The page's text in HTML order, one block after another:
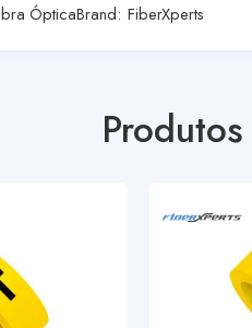
ÓpticaBrand: FiberXperts